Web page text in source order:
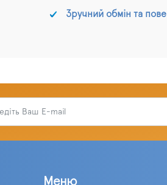
Зручний обмін та
Меню